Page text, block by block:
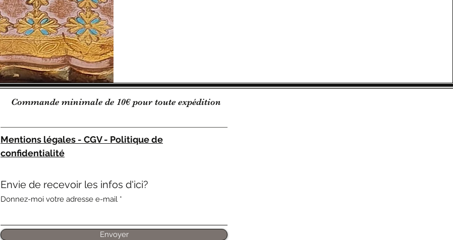
Commande minimale de 10€ pour toute expédition
Mentions légales - CGV - Politique de
confidentialité
Envie de recevoir les infos d'ici?
Donnez-moi votre adresse e-mail
Envoyer